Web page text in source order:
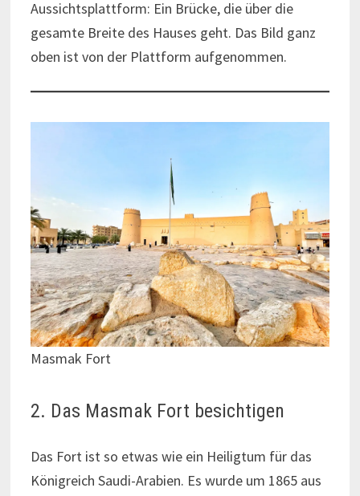
Aussichtsplattform: Ein Brücke, die über die
gesamte Breite des Hauses geht. Das Bild ganz
oben ist von der Plattform aufgenommen.
Masmak Fort
2. Das Masmak Fort besichtigen
Das Fort ist so etwas wie ein Heiligtum für das
Königreich Saudi-Arabien. Es wurde um 1865 aus